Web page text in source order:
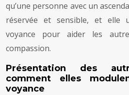
qu’une personne avec un
réservée et sensible, et elle
voyance pour aider les
compassion.
Présentation des
comment elles
voyance